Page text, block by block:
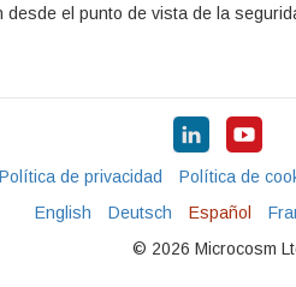
desde el punto de vista de la
Política de privacidad Política de
English
Deutsch Español
© 2026 Microcosm